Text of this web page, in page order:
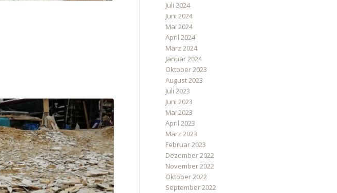
Juli 2024
Juni 2024
Mai 2024
April 2024
März 2024
Januar 2024
Oktober 2023
August 2023
Juli 2023
Juni 2023
Mai 2023
April 2023
März 2023
Februar 2023
Dezember 2022
November 2022
Oktober 2022
September 2022